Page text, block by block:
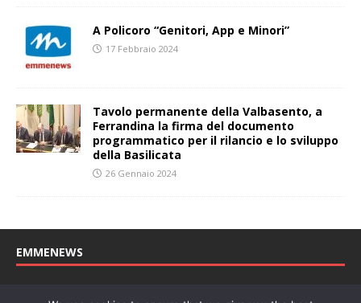
A Policoro “Genitori, App e Minori”
17 Febbraio 2024
Tavolo permanente della Valbasento, a
Ferrandina la firma del documento
programmatico per il rilancio e lo sviluppo
della Basilicata
26 Gennaio 2024
EMMENEWS